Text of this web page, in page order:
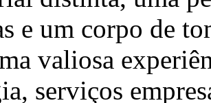
e um corpo de
valiosa
serviços